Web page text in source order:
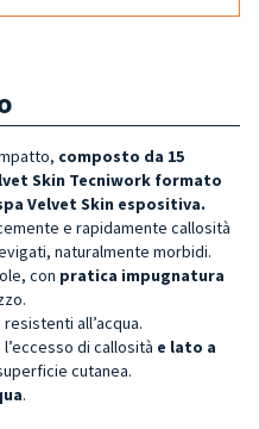
composto da 15
Skin Tecniwork formato
Velvet Skin espositiva.
e rapidamente callosità
naturalmente morbidi.
con pratica impugnatura
all’acqua.
di callosità e lato a
cutanea.
.